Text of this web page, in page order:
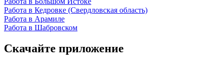
Работа в Кедровке (Свердловская область)
Работа в Арамиле
Работа в Шабровском
Скачайте приложение